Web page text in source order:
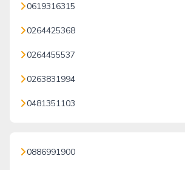
0619316315
0264425368
0264455537
0263831994
0481351103
0886991900